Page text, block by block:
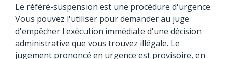
Le référé-suspension est une procédure d'urgence.
Vous pouvez l'utiliser pour demander au juge
d'empêcher l'exécution immédiate d'une décision
administrative que vous trouvez illégale. Le
jugement prononcé en urgence est provisoire, en